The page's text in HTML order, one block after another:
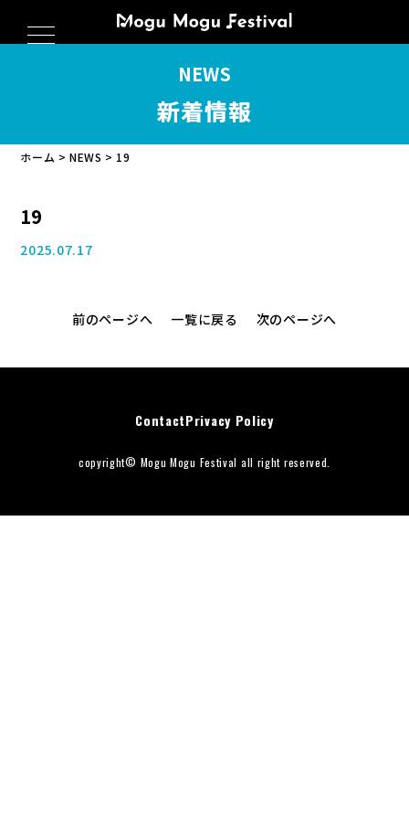
キッチンカー
ダンス
お知らせ
周辺ガイド
NEWS
新着情報
ホーム NEWS 19
19
2025.07.17
前のページへ 一覧に戻る 次のページへ
ContactPrivacy Policy
copyright© Mogu Mogu Festival all right reserved.